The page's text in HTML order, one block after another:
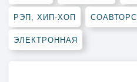
РЭП, ХИП-ХОП
ЭЛЕКТРОННАЯ